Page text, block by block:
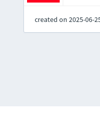
created on 2025-06-